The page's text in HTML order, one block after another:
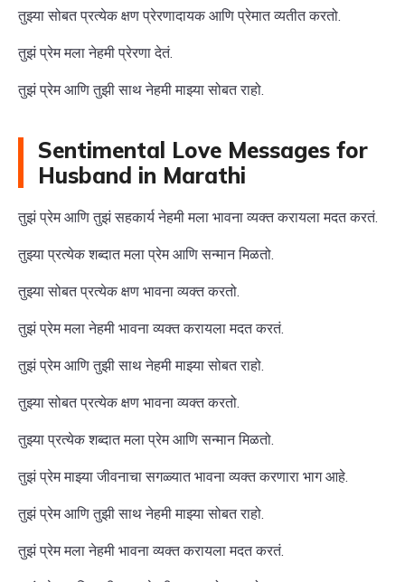
तुझ्या सोबत प्रत्येक क्षण प्रेरणादायक आणि प्रेमात व्यतीत करतो.
तुझं प्रेम मला नेहमी प्रेरणा देतं.
तुझं प्रेम आणि तुझी साथ नेहमी माझ्या सोबत राहो.
Sentimental Love Messages for
Husband in Marathi
तुझं प्रेम आणि तुझं सहकार्य नेहमी मला भावना व्यक्त करायला मदत करतं.
तुझ्या प्रत्येक शब्दात मला प्रेम आणि सन्मान मिळतो.
तुझ्या सोबत प्रत्येक क्षण भावना व्यक्त करतो.
तुझं प्रेम मला नेहमी भावना व्यक्त करायला मदत करतं.
तुझं प्रेम आणि तुझी साथ नेहमी माझ्या सोबत राहो.
तुझ्या सोबत प्रत्येक क्षण भावना व्यक्त करतो.
तुझ्या प्रत्येक शब्दात मला प्रेम आणि सन्मान मिळतो.
तुझं प्रेम माझ्या जीवनाचा सगळ्यात भावना व्यक्त करणारा भाग आहे.
तुझं प्रेम आणि तुझी साथ नेहमी माझ्या सोबत राहो.
तुझं प्रेम मला नेहमी भावना व्यक्त करायला मदत करतं.